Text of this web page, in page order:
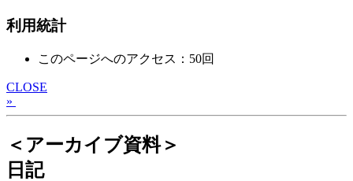
利用統計
このページへのアクセス：50回
CLOSE
»
＜アーカイブ資料＞
日記